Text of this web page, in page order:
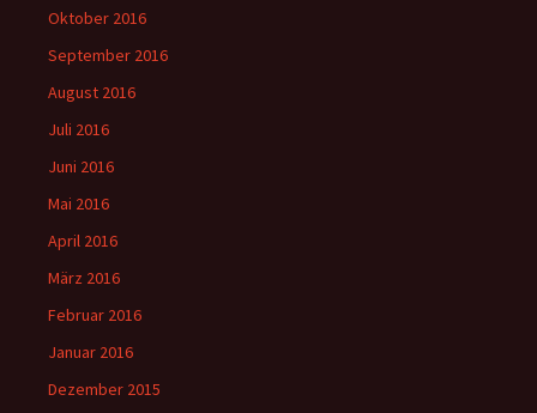
Oktober 2016
September 2016
August 2016
Juli 2016
Juni 2016
Mai 2016
April 2016
März 2016
Februar 2016
Januar 2016
Dezember 2015